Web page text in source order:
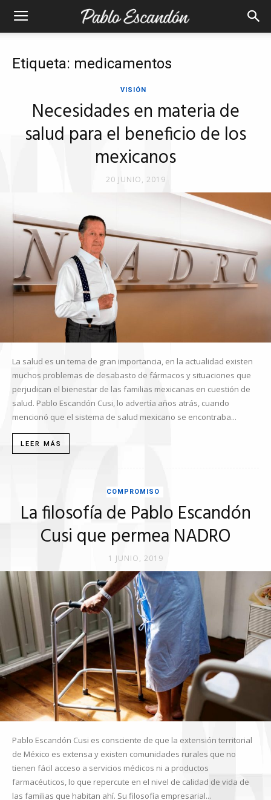
Etiqueta: medicamentos
VISIÓN
Necesidades en materia de
salud para el beneficio de los
mexicanos
20 JUNIO, 2019
La salud es un tema de gran importancia, en la actualidad existen
muchos problemas de desabasto de fármacos y situaciones que
perjudican el bienestar de las familias mexicanas en cuestión de
salud. Pablo Escandón Cusi, lo advertía años atrás, cuando
mencionó que el sistema de salud mexicano se encontraba...
LEER MÁS
COMPROMISO
La filosofía de Pablo Escandón
Cusi que permea NADRO
1 JUNIO, 2019
Pablo Escandón Cusi es consciente de que la extensión territorial
de México es extensa y existen comunidades rurales que no
tienen fácil acceso a servicios médicos ni a productos
farmacéuticos, lo que repercute en el nivel de calidad de vida de
las familias que habitan ahí. Su filosofía empresarial...